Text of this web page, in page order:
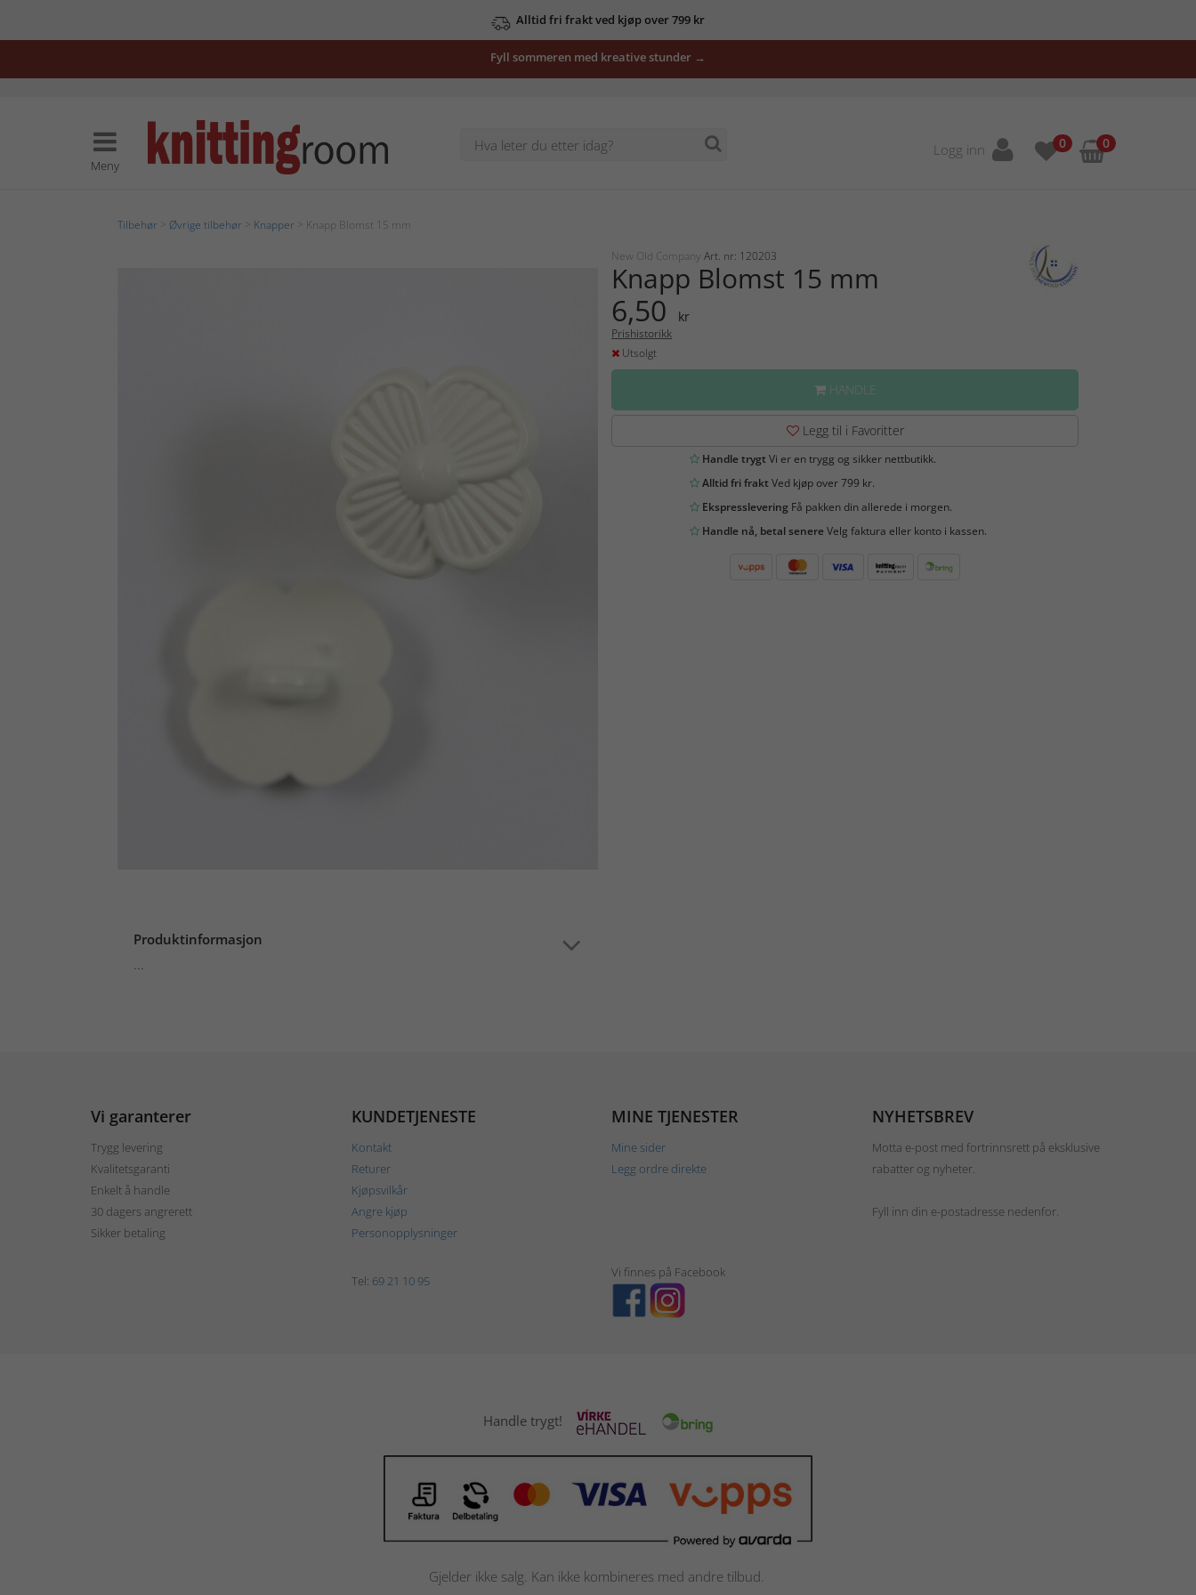
Alltid fri frakt ved kjøp over 799 kr
Fyll sommeren med kreative stunder →
Meny
Logg inn 0 0
Tilbehør Øvrige tilbehør Knapper > Knapp Blomst 15 mm
Produktinformasjon
New Old Company Art. nr: 120203
Knapp Blomst 15 mm
6,50 kr
Prishistorikk
Utsolgt
HANDLE
Legg til i Favoritter
Handle trygtVi er en trygg og sikker nettbutikk.
Alltid fri fraktVed kjøp over 799 kr.
EkspressleveringFå pakken din allerede i morgen.
Handle nå, betal senereVelg faktura eller konto i kassen.
Vi garanterer
Trygg levering
Kvalitetsgaranti
Enkelt å handle
30 dagers angrerett
Sikker betaling
KUNDETJENESTE
Kontakt
Returer
Kjøpsvilkår
Angre kjøp
Personopplysninger
MINE TJENESTER
Mine sider
Legg ordre direkte
NYHETSBREV
Motta e-post med fortrinnsrett på eksklusive
rabatter og nyheter.
Fyll inn din e-postadresse nedenfor.
Tel: 69 21 10 95
Vi finnes på Facebook
Handle trygt!
Gjelder ikke salg. Kan ikke kombineres med andre tilbud.